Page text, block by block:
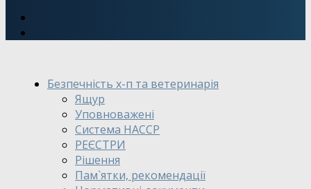
Безпечність х-п та ветеринарія
Ящур
Уповноважені
Система HACCP
РЕЄСТРИ
Рішення
Пам`ятки, рекомендації